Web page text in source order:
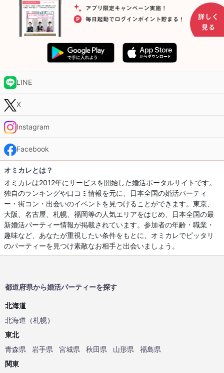
LINE
X
Instagram
Facebook
オミカレとは？
オミカレは2012年にサービスを開始した婚活ポータルサイトです。
独自のランキングや口コミ情報を元に、日本全国の婚活パーティ
ー・街コン・出会いのイベントを見つけることができます。東京、
大阪、名古屋、札幌、福岡等の人気エリアをはじめ、日本全国の最
新婚活パーティー情報が掲載されています。参加者の年齢・職業・
趣味など、あなたが重視したい条件をもとに、オミカレでピッタリ
のパーティーを見つけ素敵なお相手と出会いましょう。
都道府県から婚活パーティーを探す
北海道
北海道 （札幌）
東北
青森県
岩手県 宮城県 秋田県 山形県
福島県
関東